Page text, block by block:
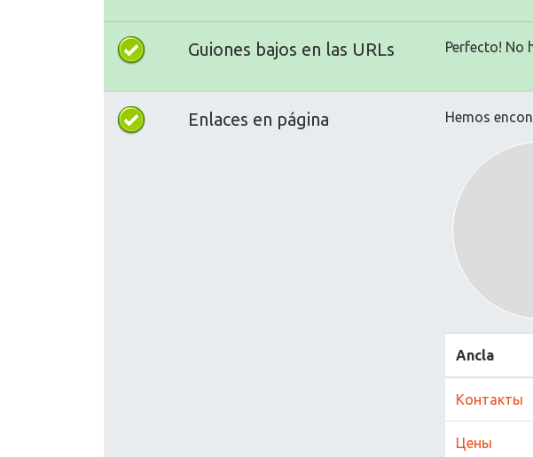
Guiones bajos en las URLs Perfecto! No
Enlaces en página Hemos
Ancla
Контакты
Цены